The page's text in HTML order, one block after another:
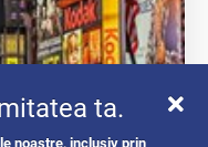
ta.
noastre, inclusiv prin